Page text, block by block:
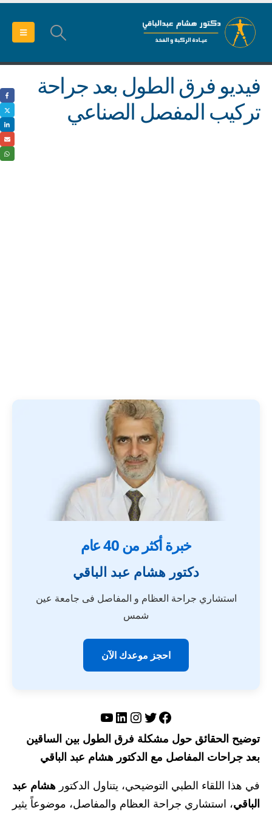
فيديو فرق الطول بعد جراحة
تركيب المفصل الصناعي
خبرة أكثر من 40 عام
دكتور هشام عبد الباقي
استشاري جراحة العظام و المفاصل فى جامعة عين
شمس
احجز موعدك الآن
فيسبوك
تويترإنستجرام
لينكد إنيوتيوب
توضيح الحقائق حول مشكلة فرق الطول بين الساقين
بعد جراحات المفاصل مع الدكتور هشام عبد الباقي
في هذا اللقاء الطبي التوضيحي، يتناول الدكتور هشام عبد
الباقي، استشاري جراحة العظام والمفاصل، موضوعاً يثير